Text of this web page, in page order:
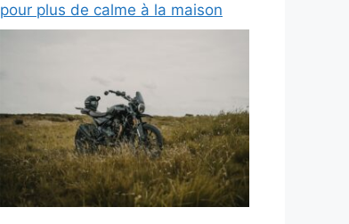
pour plus de calme à la maison